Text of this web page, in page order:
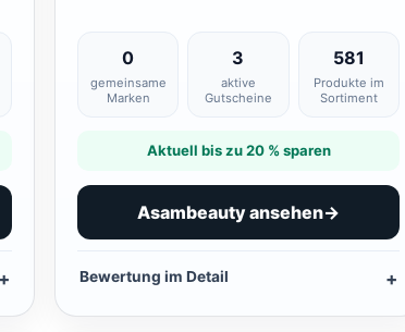
0
gemeinsame
Marken
3
aktive
Gutscheine
581
Produkte im
Sortiment
Aktuell bis zu 20 % sparen
Asambeauty ansehen→
Bewertung im Detail